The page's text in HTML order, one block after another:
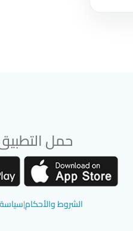
حمل
الشروط والأحكام|